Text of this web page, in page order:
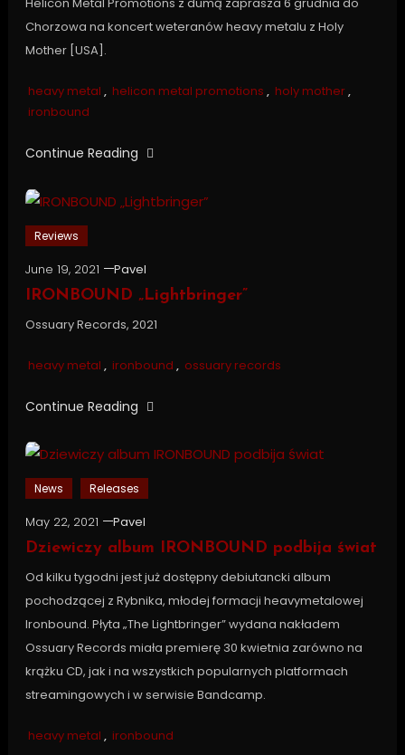
Chorzowa na koncert weteranów heavy metalu z Holy
Mother [USA].
heavy metal , helicon metal promotions , holy mother,
ironbound
Continue Reading
Reviews
June 19, 2021
Pavel
IRONBOUND „Lightbringer”
Ossuary Records, 2021
heavy metal , ironbound , ossuary records
Continue Reading
News Releases
May 22, 2021
Pavel
Dziewiczy album IRONBOUND podbija świat
Od kilku tygodni jest już dostępny debiutancki album
pochodzącej z Rybnika, młodej formacji heavymetalowej
Ironbound. Płyta „The Lightbringer” wydana nakładem
Ossuary Records miała premierę 30 kwietnia zarówno na
krążku CD, jak i na wszystkich popularnych platformach
streamingowych i w serwisie Bandcamp.
heavy metal , ironbound